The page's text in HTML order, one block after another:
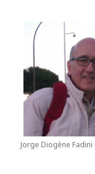
Jorge Diogène Fadini